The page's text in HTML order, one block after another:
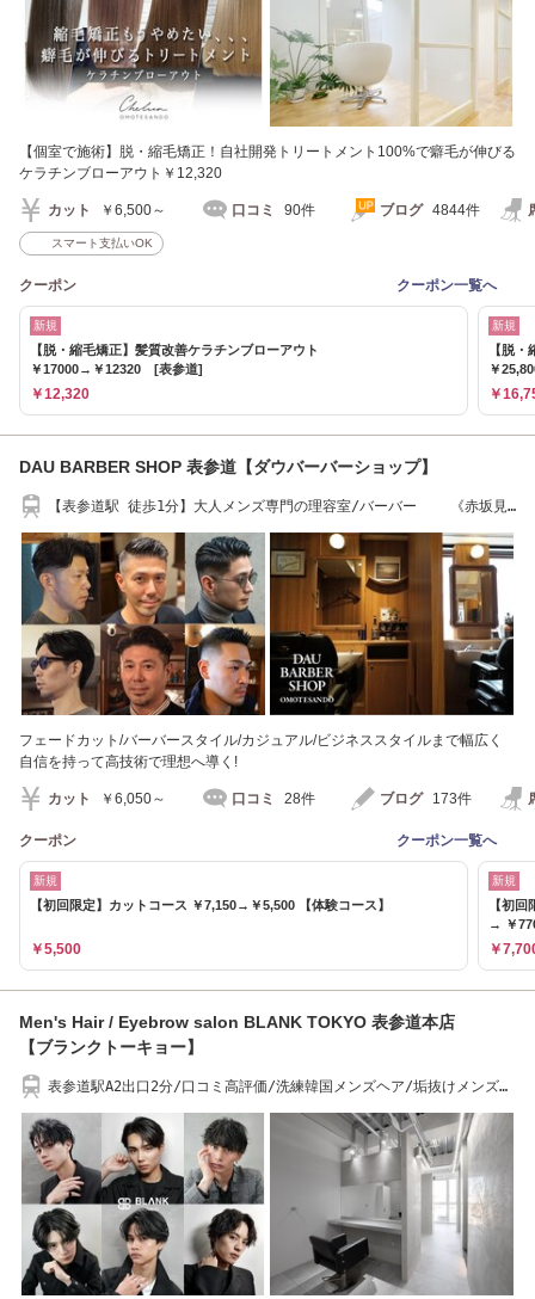
【個室で施術】脱・縮毛矯正！自社開発トリートメント100%で癖毛が伸びる
ケラチンブローアウト￥12,320
カット ￥6,500～ 口コミ 90件 ブログ 4844件
スマート支払いOK
クーポン クーポン一覧へ
新規
【脱・縮毛矯正】髪質改善ケラチンブローアウト
￥17000→￥12320 [表参道]
￥12,320
新規
【脱
￥
￥
DAU BARBER SHOP 表参道【ダウバーバーショップ】
【表参道駅 徒歩1分】大人メンズ専門の理容室/バーバー 《赤坂見
フェードカット/バーバースタイル/カジュアル/ビジネススタイルまで幅広く
自信を持って高技術で理想へ導く!
カット ￥6,050～ 口コミ 28件 ブログ 173件
クーポン クーポン一覧へ
新規
【初回限定】カットコース ￥7,150→￥5,500 【体験コース】
￥5,500
新規
【初
→ ￥
￥
Men's Hair / Eyebrow salon BLANK TOKYO 表参道本店
【ブランクトーキョー】
表参道駅A2出口2分/口コミ高評価/洗練韓国メンズヘア/垢抜けメンズ眉